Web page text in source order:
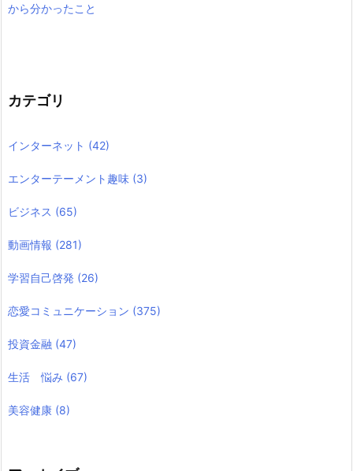
から分かったこと
カテゴリ
インターネット (42)
エンターテーメント趣味 (3)
ビジネス (65)
動画情報 (281)
学習自己啓発 (26)
恋愛コミュニケーション (375)
投資金融 (47)
生活 悩み (67)
美容健康 (8)